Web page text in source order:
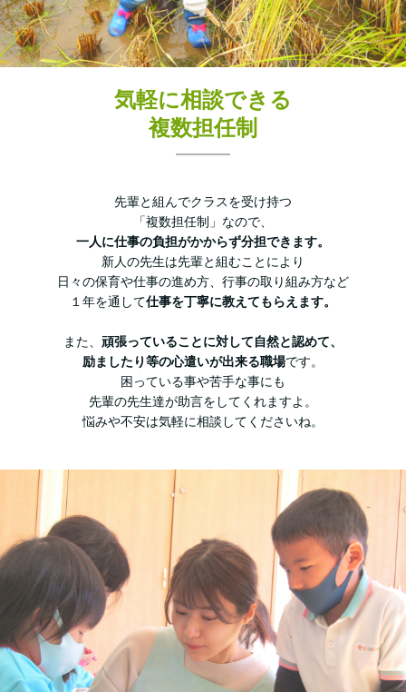
気軽に相談できる
複数担任制
先輩と組んでクラスを受け持つ
「複数担任制」なので、
一人に仕事の負担がかからず分担できます。
新人の先生は先輩と組むことにより
日々の保育や仕事の進め方、行事の取り組み方など
１年を通して仕事を丁寧に教えてもらえます。
また、 頑張っていることに対して自然と認めて、
励ましたり等の心遣いが出来る職場です。
困っている事や苦手な事にも
先輩の先生達が助言をしてくれますよ。
悩みや不安は気軽に相談してくださいね。